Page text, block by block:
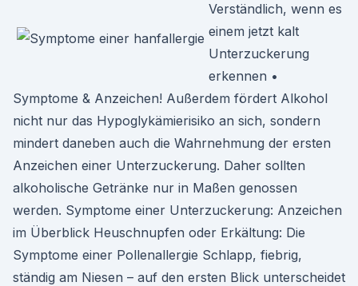
Verständlich, wenn es
einem jetzt kalt
Unterzuckerung
erkennen •
Symptome & Anzeichen! Außerdem fördert Alkohol
nicht nur das Hypoglykämierisiko an sich, sondern
mindert daneben auch die Wahrnehmung der ersten
Anzeichen einer Unterzuckerung. Daher sollten
alkoholische Getränke nur in Maßen genossen
werden. Symptome einer Unterzuckerung: Anzeichen
im Überblick Heuschnupfen oder Erkältung: Die
Symptome einer Pollenallergie Schlapp, fiebrig,
ständig am Niesen – auf den ersten Blick unterscheidet